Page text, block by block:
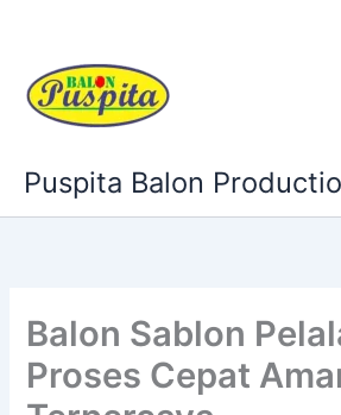
konten
Puspita Balon
Balon Sablon
Proses Cepat